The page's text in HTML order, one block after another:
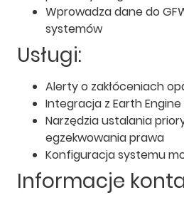
Wprowadza dane do
systemów
Usługi:
Alerty o zakłóceniach
Integracja z Earth Engine
Narzędzia ustalania
egzekwowania prawa
Konfiguracja systemu
Informacje